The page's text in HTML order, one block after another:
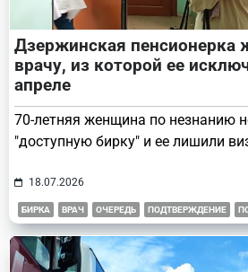
Дзержинская пенсионерка
врачу, из которой ее
апреле
70-летняя женщина по незнанию
"доступную бирку" и ее лишили
18.07.2026
БИРКА ВРАЧ ОЧЕРЕДЬ ПОДТВЕРЖДЕНИЕ